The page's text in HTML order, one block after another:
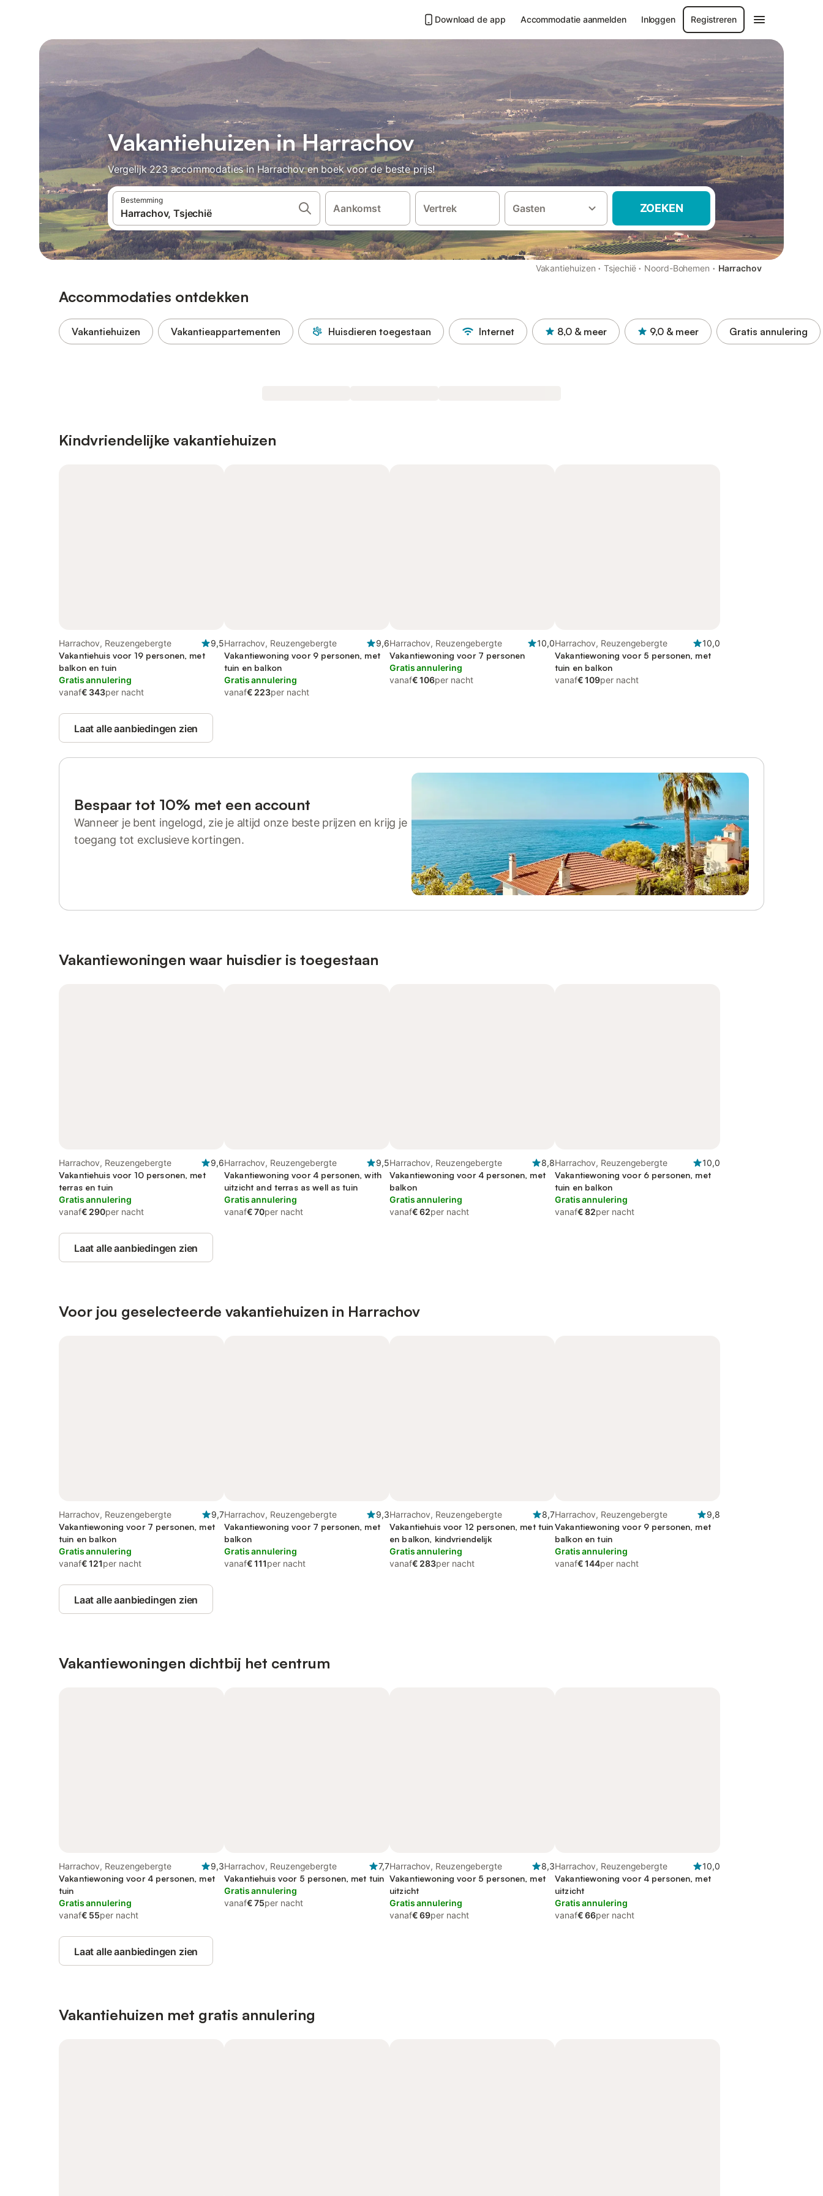
Download de app Accommodatie aanmelden Inloggen Registreren
Vakantiehuizen in Harrachov
Vergelijk 223 accommodaties in Harrachov en boek voor de beste prijs!
Bestemming
Aankomst Vertrek Gasten ZOEKEN
Vakantiehuizen · Tsjechië · Noord-Bohemen · Harrachov
Accommodaties ontdekken
Vakantiehuizen Vakantieappartementen Huisdieren toegestaan Internet 8,0 & meer 9,0 & meer Gratis annulering
Kindvriendelijke vakantiehuizen
Harrachov, Reuzengebergte
9,5
Vakantiehuis voor 19 personen, met
balkon en tuin
Gratis annulering
vanaf€ 343per nacht
Harrachov, Reuzengebergte
9,6
Vakantiewoning voor 9 personen, met
tuin en balkon
Gratis annulering
vanaf€ 223per nacht
Harrachov, Reuzengebergte
10,0
Vakantiewoning voor 7 personen
Gratis annulering
vanaf€ 106per nacht
Harrachov, Reuzengebergte
10,0
Vakantiewoning voor 5 personen, met
tuin en balkon
vanaf€ 109per nacht
Laat alle aanbiedingen zien
Bespaar tot 10% met een account
Wanneer je bent ingelogd, zie je altijd onze beste prijzen en krijg je
toegang tot exclusieve kortingen.
Vakantiewoningen waar huisdier is toegestaan
Harrachov, Reuzengebergte
9,6
Vakantiehuis voor 10 personen, met
terras en tuin
Gratis annulering
vanaf€ 290per nacht
Harrachov, Reuzengebergte
9,5
Vakantiewoning voor 4 personen, with
uitzicht and terras as well as tuin
Gratis annulering
vanaf€ 70per nacht
Harrachov, Reuzengebergte
8,8
Vakantiewoning voor 4 personen, met
balkon
Gratis annulering
vanaf€ 62per nacht
Harrachov, Reuzengebergte
10,0
Vakantiewoning voor 6 personen, met
tuin en balkon
Gratis annulering
vanaf€ 82per nacht
Laat alle aanbiedingen zien
Voor jou geselecteerde vakantiehuizen in Harrachov
Harrachov, Reuzengebergte
9,7
Vakantiewoning voor 7 personen, met
tuin en balkon
Gratis annulering
vanaf€ 121per nacht
Harrachov, Reuzengebergte
9,3
Vakantiewoning voor 7 personen, met
balkon
Gratis annulering
vanaf€ 111per nacht
Harrachov, Reuzengebergte
8,7
Vakantiehuis voor 12 personen, met tuin
en balkon, kindvriendelijk
Gratis annulering
vanaf€ 283per nacht
Harrachov, Reuzengebergte
9,8
Vakantiewoning voor 9 personen, met
balkon en tuin
Gratis annulering
vanaf€ 144per nacht
Laat alle aanbiedingen zien
Vakantiewoningen dichtbij het centrum
Harrachov, Reuzengebergte
9,3
Vakantiewoning voor 4 personen, met
tuin
Gratis annulering
vanaf€ 55per nacht
Harrachov, Reuzengebergte
7,7
Vakantiehuis voor 5 personen, met tuin
Gratis annulering
vanaf€ 75per nacht
Harrachov, Reuzengebergte
8,3
Vakantiewoning voor 5 personen, met
uitzicht
Gratis annulering
vanaf€ 69per nacht
Harrachov, Reuzengebergte
10,0
Vakantiewoning voor 4 personen, met
uitzicht
Gratis annulering
vanaf€ 66per nacht
Laat alle aanbiedingen zien
Vakantiehuizen met gratis annulering